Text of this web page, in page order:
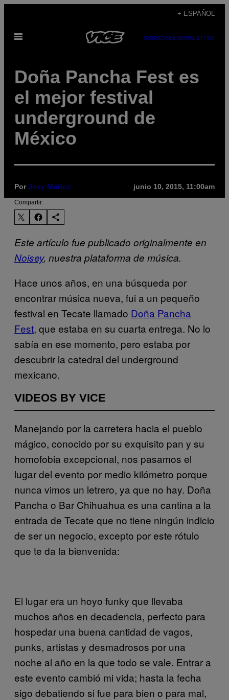
contenido
+ ESPAÑOL
Abrir
SUBSCRIBENEWSLETTER
Doña Pancha Fest es
el mejor festival
underground de
México
PorJoey Muñoz junio 10, 2015, 11:00am
Compartir:
Este artículo fue publicado originalmente en
Noisey, nuestra plataforma de música.
Hace unos años, en una búsqueda por
encontrar música nueva, fui a un pequeño
festival en Tecate llamado Doña Pancha
Fest, que estaba en su cuarta entrega. No lo
sabía en ese momento, pero estaba por
descubrir la catedral del underground
mexicano.
VIDEOS BY VICE
Manejando por la carretera hacia el pueblo
mágico, conocido por su exquisito pan y su
homofobia excepcional, nos pasamos el
lugar del evento por medio kilómetro porque
nunca vimos un letrero, ya que no hay. Doña
Pancha o Bar Chihuahua es una cantina a la
entrada de Tecate que no tiene ningún indicio
de ser un negocio, excepto por este rótulo
que te da la bienvenida:
El lugar era un hoyo funky que llevaba
muchos años en decadencia, perfecto para
hospedar una buena cantidad de vagos,
punks, artistas y desmadrosos por una
noche al año en la que todo se vale. Entrar a
este evento cambió mi vida; hasta la fecha
sigo debatiendo si fue para bien o para mal,